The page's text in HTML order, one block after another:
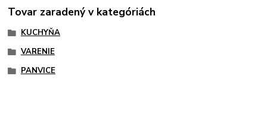
Tovar zaradený v kategóriách
KUCHYŇA
VARENIE
PANVICE